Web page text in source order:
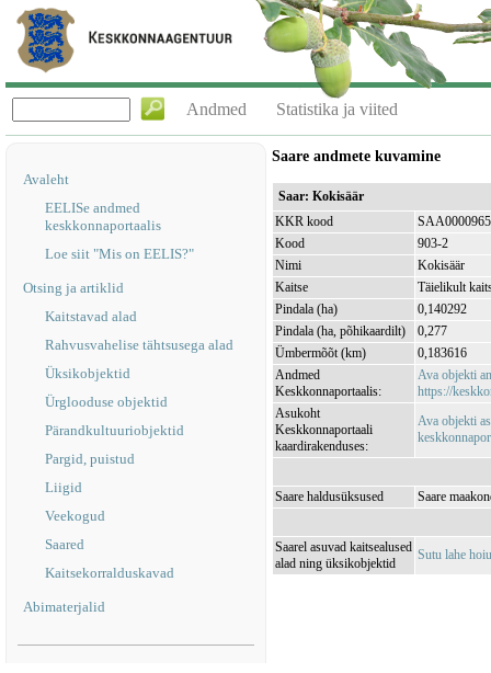
Andmed Statistika ja viited
Avaleht
EELISe andmed
keskkonnaportaalis
Loe siit "Mis on EELIS?"
Otsing ja artiklid
Kaitstavad alad
Rahvusvahelise tähtsusega alad
Üksikobjektid
Ürglooduse objektid
Pärandkultuuriobjektid
Pargid, puistud
Liigid
Veekogud
Saared
Kaitsekorralduskavad
Abimaterjalid
Saare andmete kuvamine
Saar: Kokisäär
KKR kood
SAA0000965
Kood
903-2
Nimi
Kokisäär
Kaitse
Täielikult
Pindala (ha)
0,140292
Pindala (ha, põhikaardilt)
0,277
Ümbermõõt (km)
0,183616
Andmed
Keskkonnaportaalis:
Ava objekti
https://
Asukoht
Keskkonnaportaali
kaardirakenduses:
Ava objekti
Saare haldusüksused Saare
Saarel asuvad kaitsealused
alad ning üksikobjektid
Sutu lahe